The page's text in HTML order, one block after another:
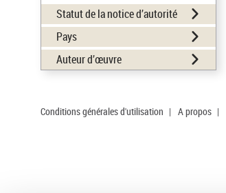
Statut de la notice d’autorité
Pays
Auteur d’œuvre
Conditions générales d'utilisation | A propos |